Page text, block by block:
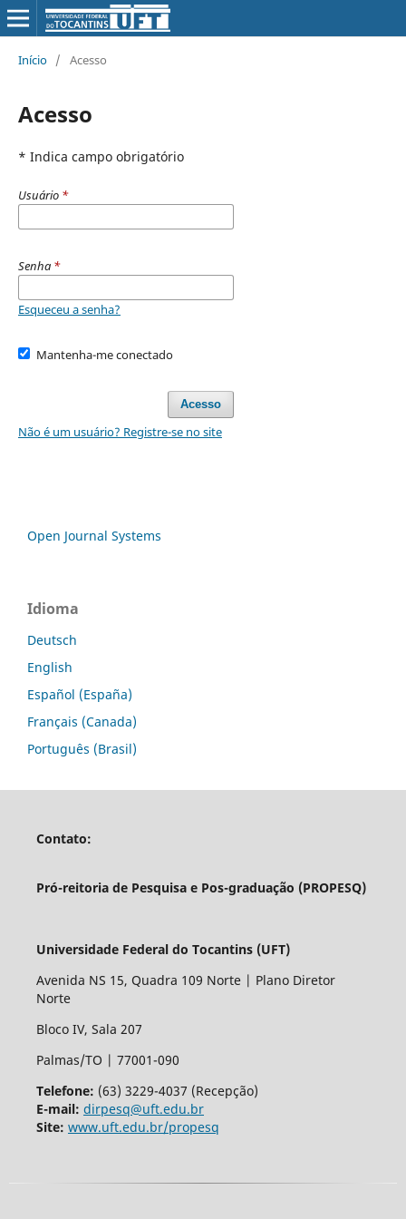
Início / Acesso
Acesso
* Indica campo obrigatório
Usuário *
Senha *
Esqueceu a senha?
Mantenha-me conectado
Acesso
Não é um usuário? Registre-se no site
Open Journal Systems
Idioma
Deutsch
English
Español (España)
Français (Canada)
Português (Brasil)
Contato:
Pró-reitoria de Pesquisa e Pos-graduação (PROPESQ)
Universidade Federal do Tocantins (UFT)
Avenida NS 15, Quadra 109 Norte | Plano Diretor
Norte
Bloco IV, Sala 207
Palmas/TO | 77001-090
Telefone: (63) 3229-4037 (Recepção)
E-mail: dirpesq@uft.edu.br
Site: www.uft.edu.br/propesq